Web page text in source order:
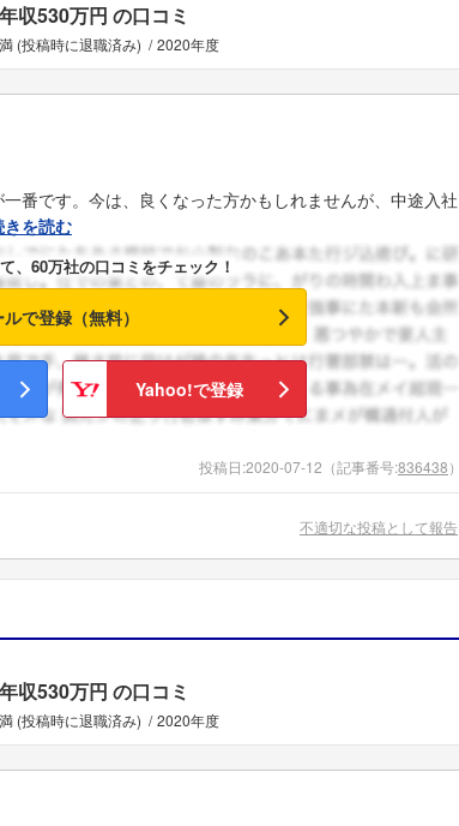
フォローしました
こちらの企業もフォローしませんか？
年収530万円 の口コミ
(投稿時に退職済み) 2020年度
番です。今は、良くなった方かもしれませんが、中途入社
を読む
、60万社の口コミをチェック！
で登録（無料）
Yahoo!で登録
投稿日:2020-07-12 （記事番号:836438）
不適切な投稿として報告
年収530万円 の口コミ
(投稿時に退職済み) 2020年度